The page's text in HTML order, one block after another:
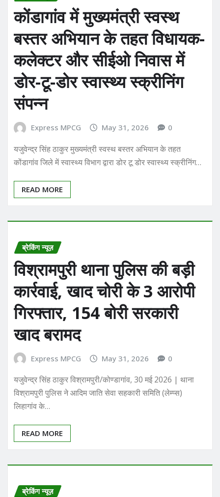
कोंडागांव में मुख्यमंत्री स्वस्थ
बस्तर अभियान के तहत विधायक-
कलेक्टर और सीईओ निवास में
डोर-टू-डोर स्वास्थ्य स्क्रीनिंग
संपन्न
Express MPCG May 31, 2026 0
यजुवेन्द्र सिंह ठाकुर मुख्यमंत्री स्वस्थ बस्तर अभियान के तहत
कोंडागांव जिले में स्वास्थ्य विभाग द्वारा डोर टू डोर स्वास्थ्य स्क्रीनिंग…
READ MORE
ब्रेकिंग न्यूज़
विश्रामपुरी थाना पुलिस की बड़ी
कार्रवाई, खाद चोरी के 3 आरोपी
गिरफ्तार, 154 बोरी सरकारी
खाद बरामद
Express MPCG May 31, 2026 0
यजुवेन्द्र सिंह ठाकुर ​विश्रामपुरी/कोण्डागांव, 30 मई 2026 | थाना
विश्रामपुरी पुलिस ने आदिम जाति सेवा सहकारी समिति (लेम्प्स)
लिहागांव के…
READ MORE
ब्रेकिंग न्यूज़